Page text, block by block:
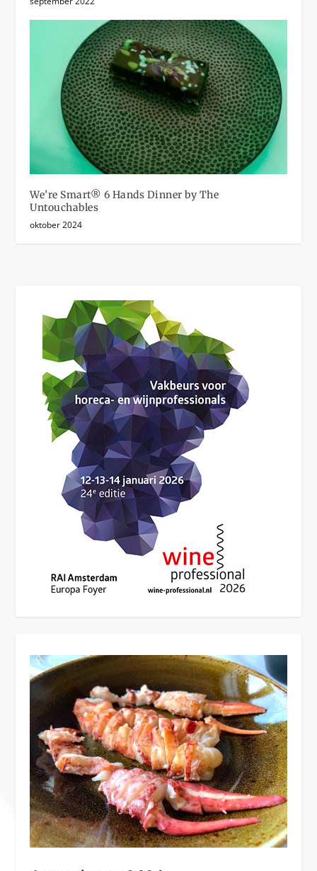
We’re Smart® 6 Hands Dinner by The
Untouchables
oktober 2024